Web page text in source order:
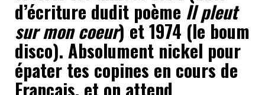
d’écriture dudit poème Il pleut
sur mon coeur) et 1974 (le boum
disco). Absolument nickel pour
épater tes copines en cours de
Français, et on attend